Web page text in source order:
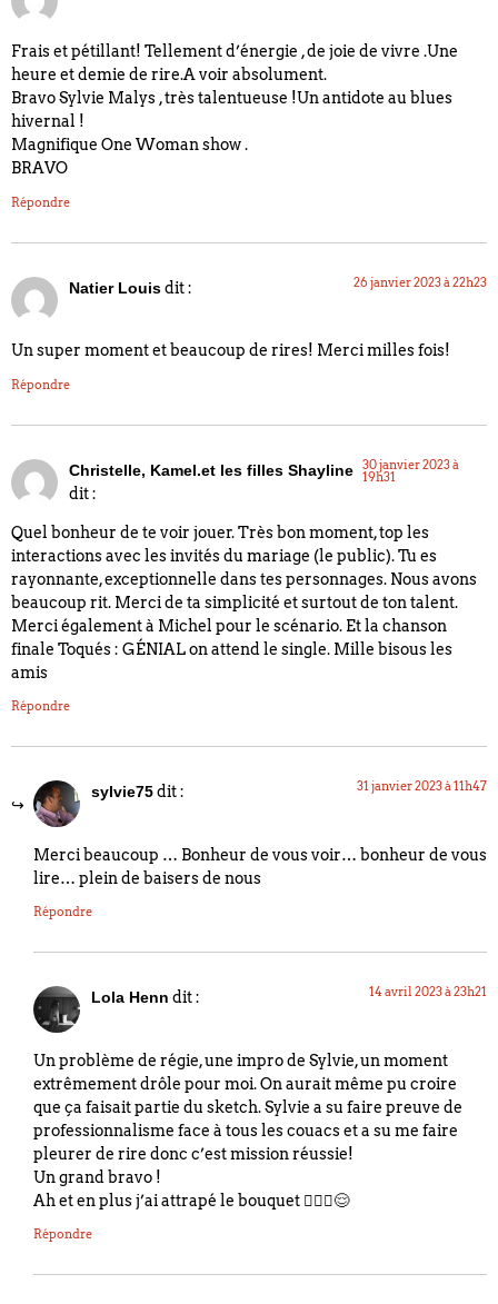
Frais et pétillant! Tellement d’énergie , de joie de vivre .Une
heure et demie de rire.A voir absolument.
Bravo Sylvie Malys , très talentueuse !Un antidote au blues
hivernal !
Magnifique One Woman show .
BRAVO
Répondre
Natier Louisdit : 26 janvier 2023 à 22h23
Un super moment et beaucoup de rires! Merci milles fois!
Répondre
Christelle, Kamel.et les filles Shayline
dit :
30 janvier 2023 à
19h31
Quel bonheur de te voir jouer. Très bon moment, top les
interactions avec les invités du mariage (le public). Tu es
rayonnante, exceptionnelle dans tes personnages. Nous avons
beaucoup rit. Merci de ta simplicité et surtout de ton talent.
Merci également à Michel pour le scénario. Et la chanson
finale Toqués : GÉNIAL on attend le single. Mille bisous les
amis
Répondre
sylvie75dit : 31 janvier 2023 à 11h47
Merci beaucoup … Bonheur de vous voir… bonheur de vous
lire… plein de baisers de nous
Répondre
Lola Henn dit : 14 avril 2023 à 23h21
Un problème de régie, une impro de Sylvie, un moment
extrêmement drôle pour moi. On aurait même pu croire
que ça faisait partie du sketch. Sylvie a su faire preuve de
professionnalisme face à tous les couacs et a su me faire
pleurer de rire donc c’est mission réussie!
Un grand bravo !
Ah et en plus j’ai attrapé le bouquet 👰🏼‍♀️😌
Répondre